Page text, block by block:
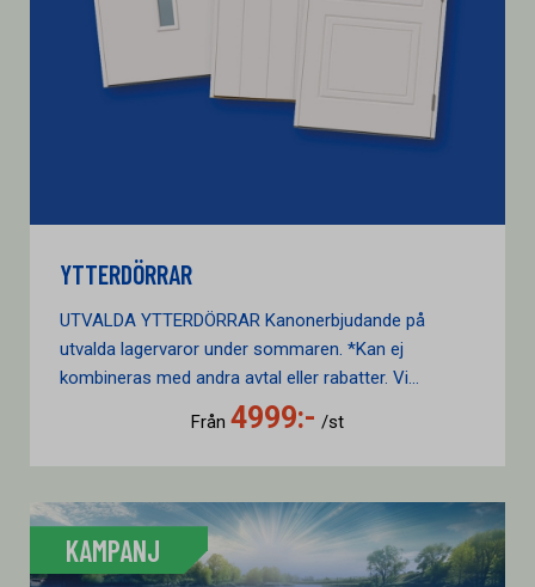
YTTERDÖRRAR
UTVALDA YTTERDÖRRAR Kanonerbjudande på
utvalda lagervaror under sommaren. *Kan ej
kombineras med andra avtal eller rabatter. Vi...
Från 4999:- /st
KAMPANJ